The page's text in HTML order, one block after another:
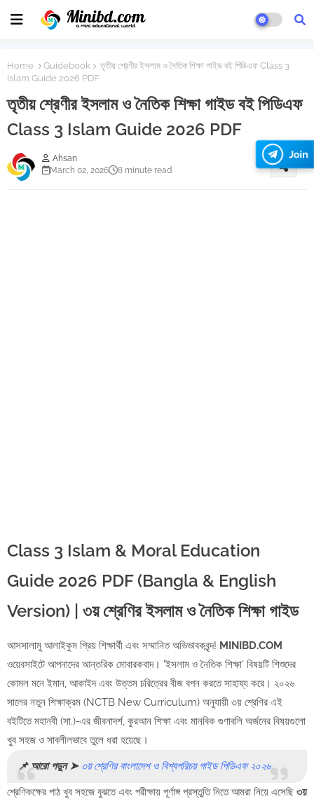
Home Guidebook
তৃতীয় শ্রেণীর ইসলাম ও নৈতিক শিক্ষা গাইড বই পিডিএফ Class 3
Islam Guide 2026 PDF
তৃতীয় শ্রেণীর ইসলাম ও নৈতিক শিক্ষা গাইড বই পিডিএফ
Class 3 Islam Guide 2026 PDF
Ahsan
March 02, 2026
8 minute read
Class 3 Islam & Moral Education
Guide 2026 PDF (Bangla & English
Version) | ৩য় শ্রেণির ইসলাম ও নৈতিক শিক্ষা গাইড
আসসালামু আলাইকুম প্রিয় শিক্ষার্থী এবং সম্মানিত অভিভাবকবৃন্দ! MINIBD.COM
ওয়েবসাইটে আপনাদের আন্তরিক মোবারকবাদ। 'ইসলাম ও নৈতিক শিক্ষা' বিষয়টি শিশুদের
কোমল মনে ইমান, আকাইদ এবং উত্তম চরিত্রের বীজ বপন করতে সাহায্য করে। ২০২৬
সালের নতুন শিক্ষাক্রম (NCTB New Curriculum) অনুযায়ী ৩য় শ্রেণির এই
বইটিতে মহানবী (সা.)-এর জীবনাদর্শ, কুরআন শিক্ষা এবং মানবিক গুণাবলি অর্জনের বিষয়গুলো
খুব সহজ ও সাবলীলভাবে তুলে ধরা হয়েছে।
📌 আরো পড়ুন ➤ ৩য় শ্রেণির বাংলাদেশ ও বিশ্বপরিচয় গাইড পিডিএফ ২০২৬
শ্রেণিকক্ষের পাঠ খুব সহজে বুঝতে এবং পরীক্ষায় পূর্ণাঙ্গ প্রস্তুতি নিতে আমরা নিয়ে এসেছি ৩য়
Join